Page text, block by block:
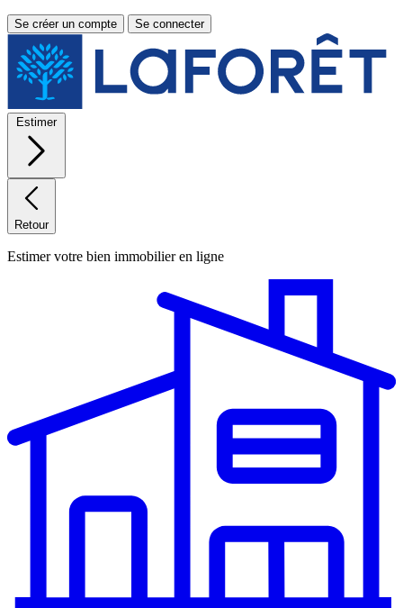
Se créer un compte Se connecter
Estimer
Retour
Estimer votre bien immobilier en ligne